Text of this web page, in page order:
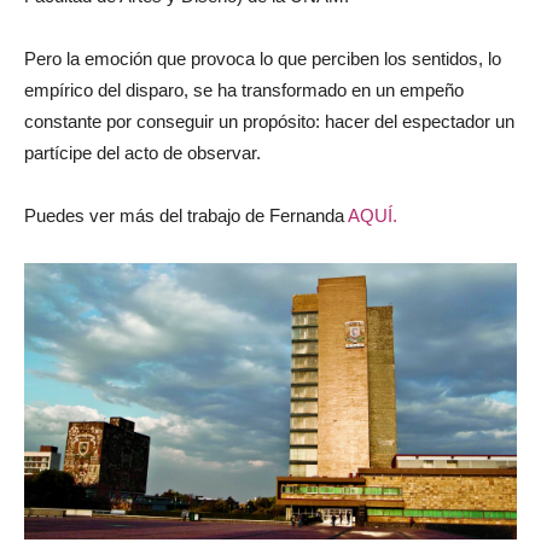
Pero la emoción que provoca lo que perciben los sentidos, lo
empírico del disparo, se ha transformado en un empeño
constante por conseguir un propósito: hacer del espectador un
partícipe del acto de observar.
Puedes ver más del trabajo de FernandaAQUÍ.